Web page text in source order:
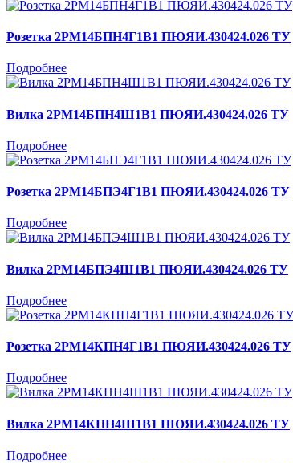
Розетка 2РМ14БПН4Г1В1 ПЮЯИ.430424.026 ТУ
Подробнее
Вилка 2РМ14БПН4Ш1В1 ПЮЯИ.430424.026 ТУ
Подробнее
Розетка 2РМ14БПЭ4Г1В1 ПЮЯИ.430424.026 ТУ
Подробнее
Вилка 2РМ14БПЭ4Ш1В1 ПЮЯИ.430424.026 ТУ
Подробнее
Розетка 2РМ14КПН4Г1В1 ПЮЯИ.430424.026 ТУ
Подробнее
Вилка 2РМ14КПН4Ш1В1 ПЮЯИ.430424.026 ТУ
Подробнее